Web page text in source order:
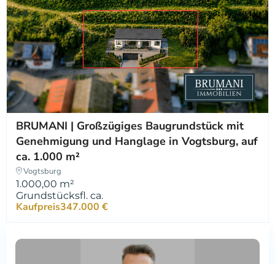
BRUMANI | Großzügiges Baugrundstück mit
Genehmigung und Hanglage in Vogtsburg, auf
ca. 1.000 m²
Vogtsburg
1.000,00 m²
Grundstücksfl. ca.
Kaufpreis347.000 €